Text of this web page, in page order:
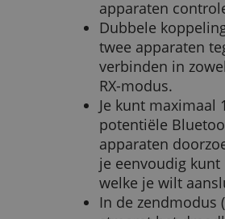
apparaten
Dubbele
twee apparaten
verbinden in
RX-modus.
Je kunt maximaal
potentiële
apparaten
je eenvoudig kunt
welke je wilt
In de zendmodus